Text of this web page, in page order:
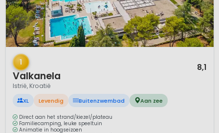
1 / 12
1
Valkanela
8,1
Istrië, Kroatië
XL Levendig Buitenzwembad Aan zee
Direct aan het strand/kiezel/plateau
Familiecamping, leuke speeltuin
Animatie in hoogseizoen